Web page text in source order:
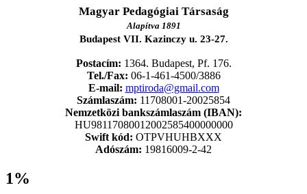
Magyar Pedagógiai Társaság
Alapítva 1891
Budapest VII. Kazinczy u. 23-27.
Postacím: 1364. Budapest, Pf. 176.
Tel./Fax: 06-1-461-4500/3886
E-mail: mptiroda@gmail.com
Számlaszám: 11708001-20025854
Nemzetközi bankszámlaszám (IBAN):
HU98117080012002585400000000
Swift kód: OTPVHUHBXXX
Adószám: 19816009-2-42
1%